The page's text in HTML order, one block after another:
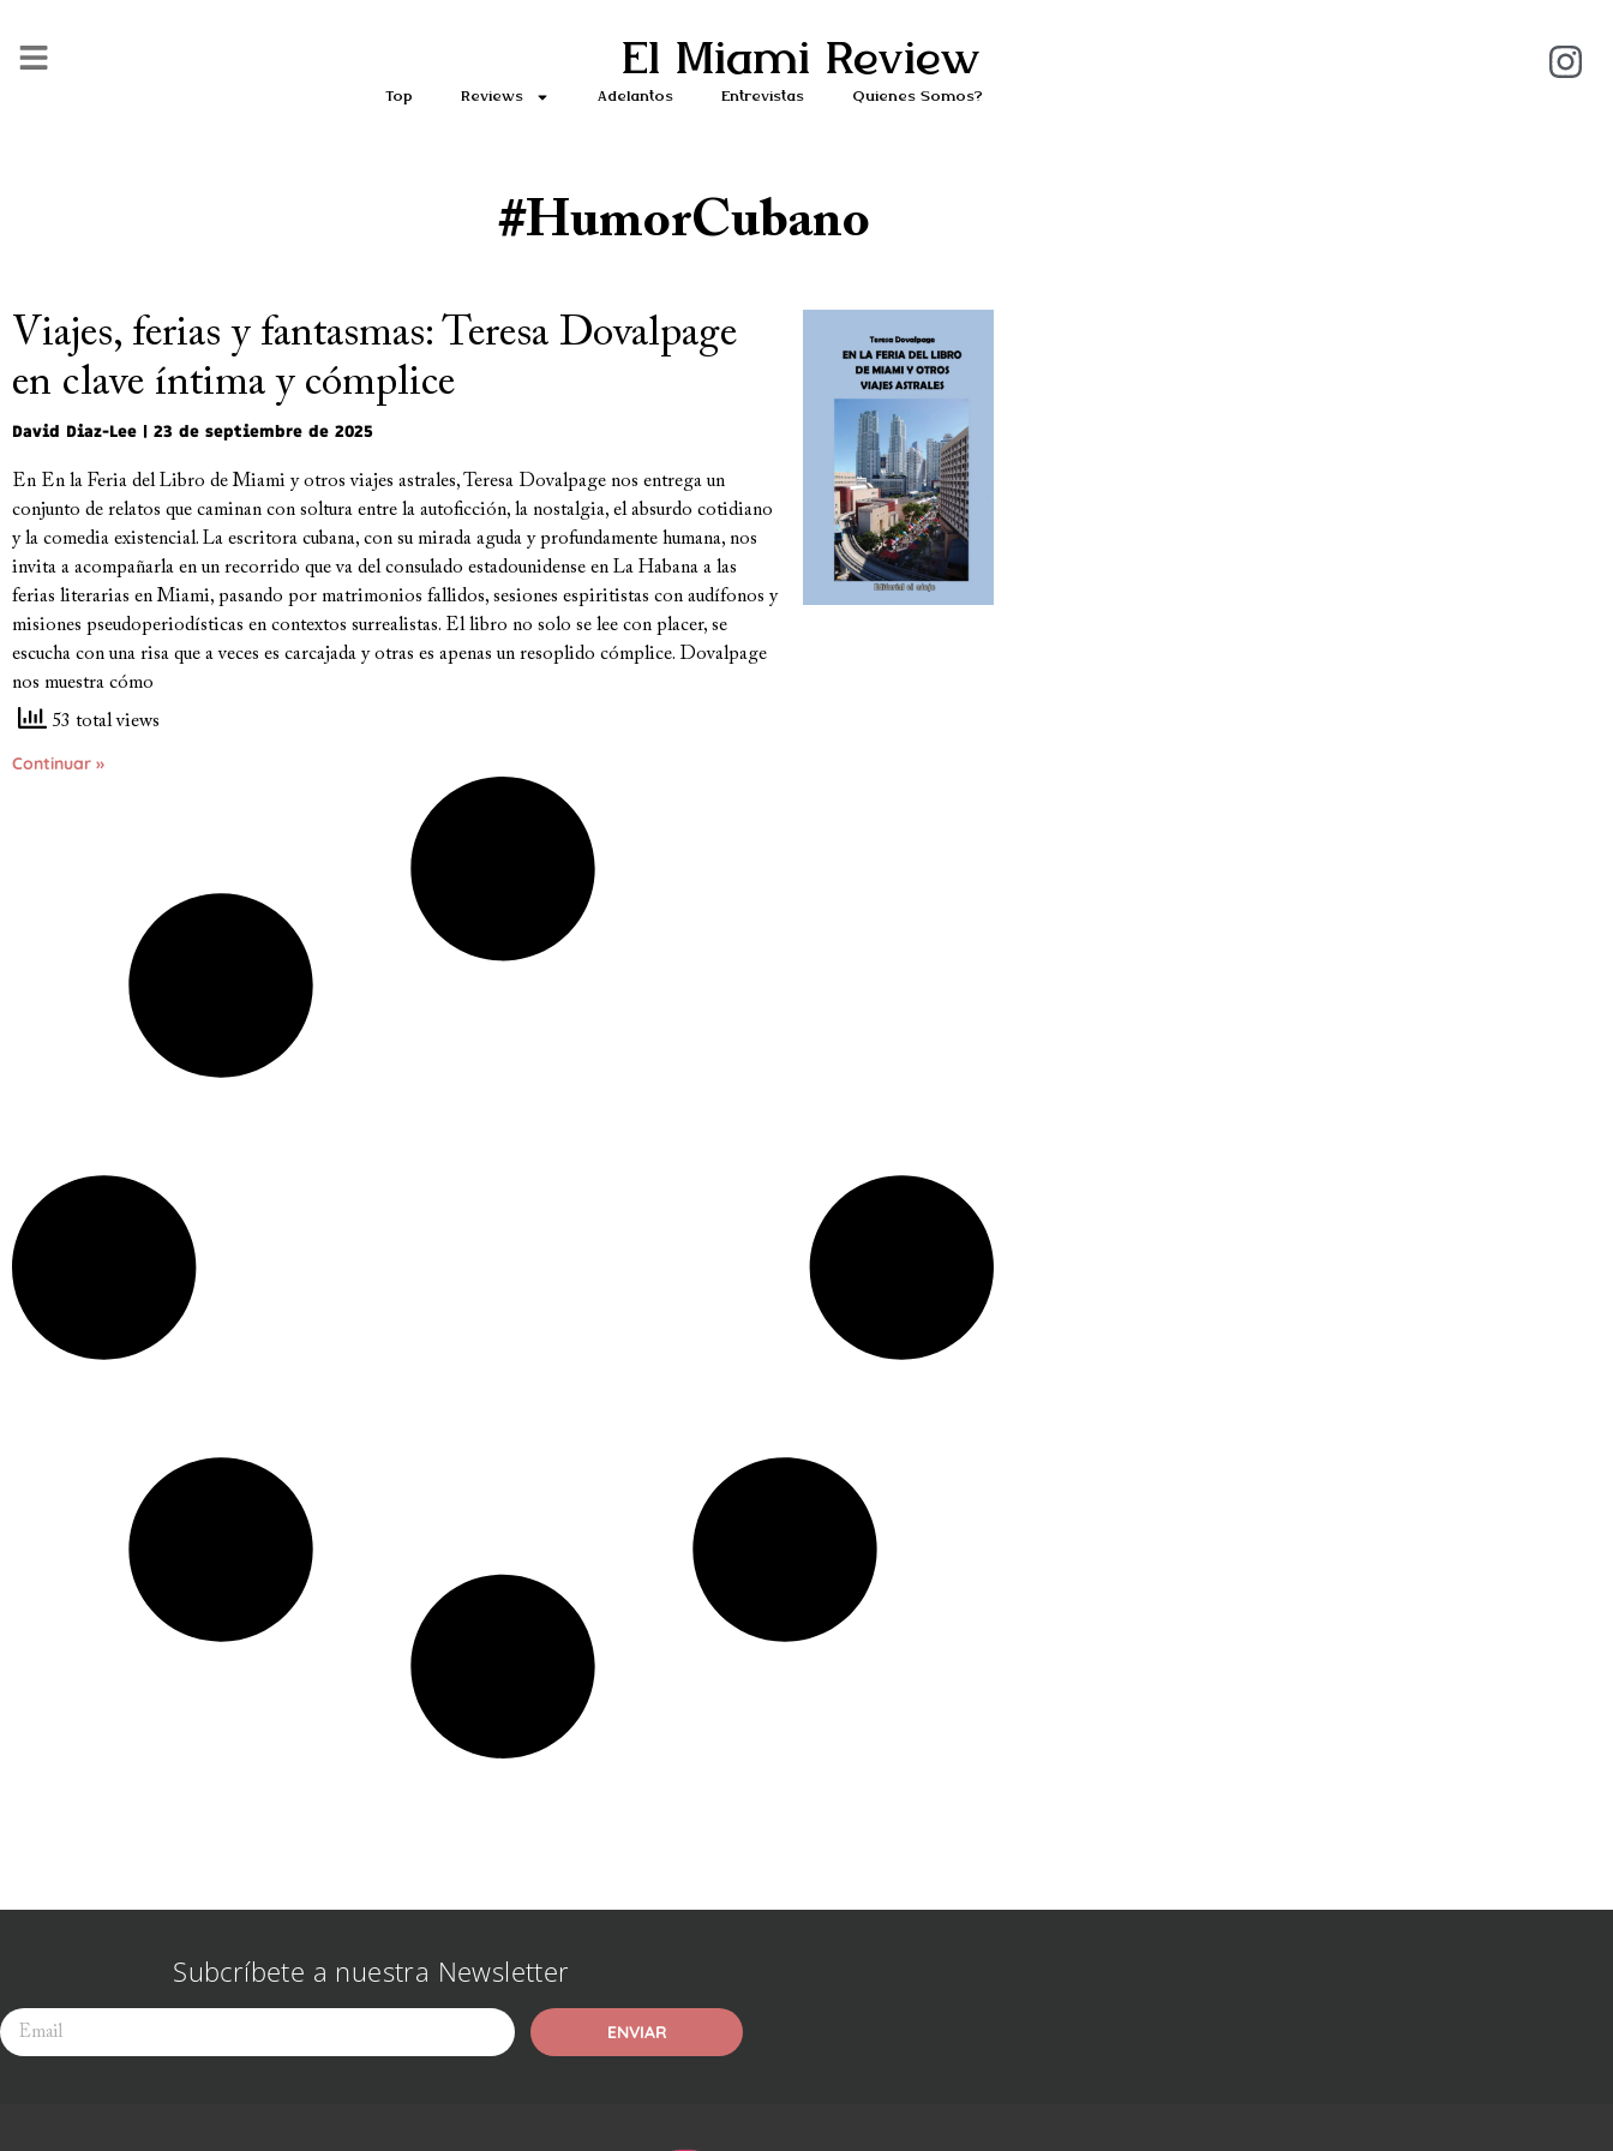
El Miami Review
Top Reviews Adelantos Entrevistas Quiénes Somos?
#HumorCubano
Viajes, ferias y fantasmas: Teresa Dovalpage
en clave íntima y cómplice
David Diaz-Lee 23 de septiembre de 2025
En En la Feria del Libro de Miami y otros viajes astrales, Teresa Dovalpage nos entrega un
conjunto de relatos que caminan con soltura entre la autoficción, la nostalgia, el absurdo cotidiano
y la comedia existencial. La escritora cubana, con su mirada aguda y profundamente humana, nos
invita a acompañarla en un recorrido que va del consulado estadounidense en La Habana a las
ferias literarias en Miami, pasando por matrimonios fallidos, sesiones espiritistas con audífonos y
misiones pseudoperiodísticas en contextos surrealistas. El libro no solo se lee con placer, se
escucha con una risa que a veces es carcajada y otras es apenas un resoplido cómplice. Dovalpage
nos muestra cómo
53 total views
Continuar »
Subcríbete a nuestra Newsletter
ENVIAR